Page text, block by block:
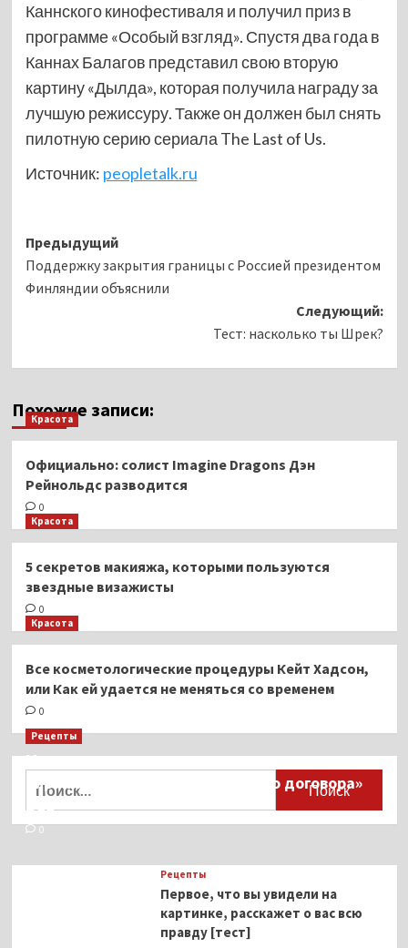
Каннского кинофестиваля и получил приз в
программе «Особый взгляд». Спустя два года в
Каннах Балагов представил свою вторую
картину «Дылда», которая получила награду за
лучшую режиссуру. Также он должен был снять
пилотную серию сериала The Last of Us.
Источник: peopletalk.ru
Навигация
записи
Предыдущий
Поддержку закрытия границы с Россией президентом
Финляндии объяснили
Следующий:
Тест: насколько ты Шрек?
Похожие записи:
Красота
Официально: солист Imagine Dragons Дэн
Рейнольдс разводится
0
Красота
5 секретов макияжа, которыми пользуются
звездные визажисты
0
Красота
Все косметологические процедуры Кейт Хадсон,
или Как ей удается не меняться со временем
0
Рецепты
Миллионы японцев восстают против
тиранического «Пандемического договора»
ВОЗ
0
Рецепты
Первое, что вы увидели на
картинке, расскажет о вас всю
правду [тест]